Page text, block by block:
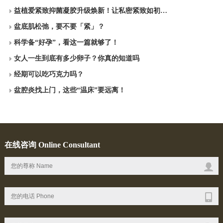
益植爱紧致抑菌凝胶升级焕新！让私密紧致如初…
盆底肌松弛，要不要「紧」？
科学备“好孕”，看这一篇就够了！
女人一生到底有多少卵子？你真的知道吗
经期可以吃巧克力吗？
盆腔炎找上门，这些“温床”要远离！
在线咨询 Online Consultant